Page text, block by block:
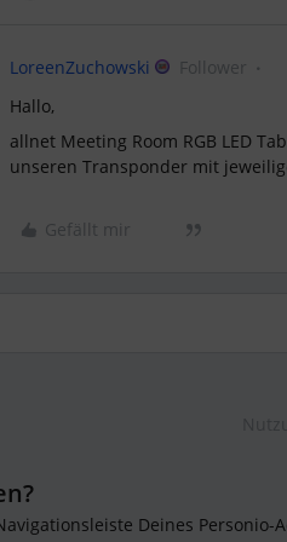
LoreenZuchowski Follower
Hallo,
allnet Meeting Room RGB LED
unseren Transponder mit
Gefällt mir
Deines